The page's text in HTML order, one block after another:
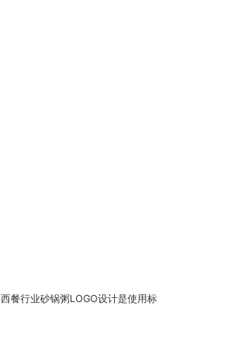
西餐行业砂锅粥LOGO设计是使用标